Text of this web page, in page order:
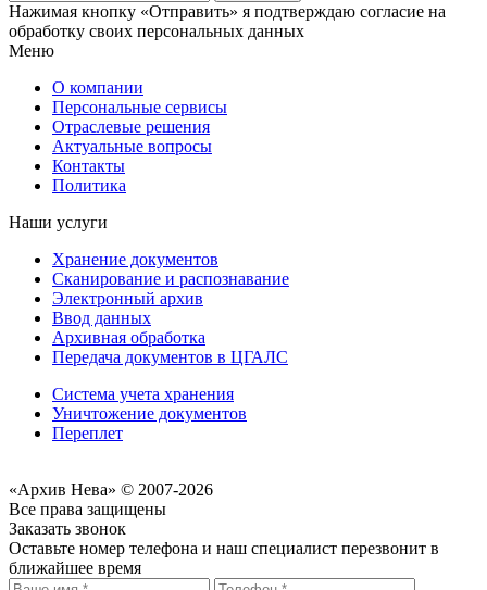
Нажимая кнопку «Отправить» я подтверждаю согласие на
обработку своих персональных данных
Меню
О компании
Персональные сервисы
Отраслевые решения
Актуальные вопросы
Контакты
Политика
Наши услуги
Хранение документов
Сканирование и распознавание
Электронный архив
Ввод данных
Архивная обработка
Передача документов в ЦГАЛС
Система учета хранения
Уничтожение документов
Переплет
«Архив Нева» © 2007-2026
Все права защищены
Заказать звонок
Оставьте номер телефона и наш специалист перезвонит в
ближайшее время